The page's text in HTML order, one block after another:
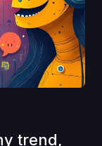
trend,